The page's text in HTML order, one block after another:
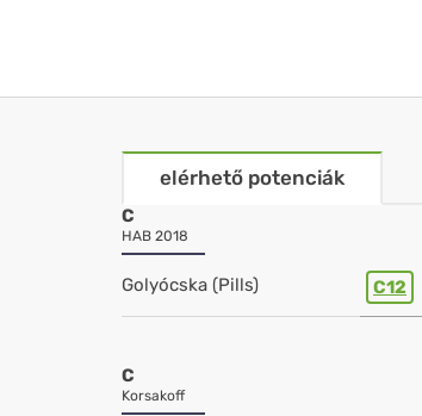
elérhető potenciák
C
HAB 2018
Golyócska (Pills) C12
C
Korsakoff